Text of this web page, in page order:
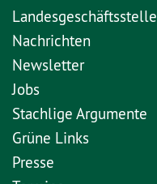
Landesgeschäftsstelle
Nachrichten
Newsletter
Jobs
Stachlige Argumente
Grüne Links
Presse